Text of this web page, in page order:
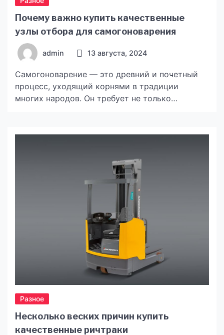
Почему важно купить качественные
узлы отбора для самогоноварения
admin 13 августа, 2024
Самогоноварение — это древний и почетный
процесс, уходящий корнями в традиции
многих народов. Он требует не только
результат. Важной составляющей самогонного
узла может значительно повлиять на конечный
продукт, поэтому стоит уделить особое
внимание его выбору. Итак, обязательно […]
Разное
Несколько веских причин купить
качественные ричтраки